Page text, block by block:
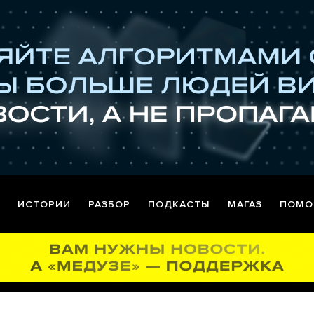
ИСТОРИИ РАЗБОР ПОДКАСТЫ МАГАЗ